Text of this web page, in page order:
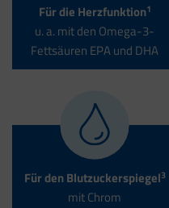
Für die Herzfunktion1
u. a. mit den Omega-3-
Fettsäuren EPA und DHA
Für den Blutzuckerspiegel3
mit Chrom